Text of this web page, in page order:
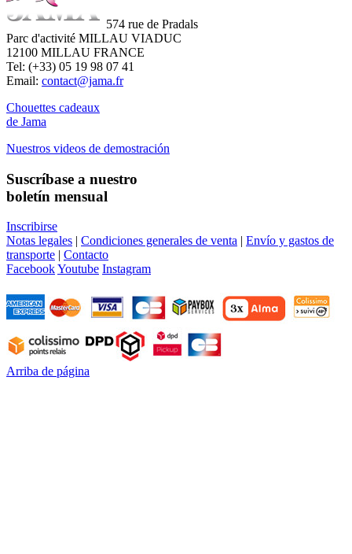
574 rue de Pradals
Parc d'activité MILLAU VIADUC
12100 MILLAU FRANCE
Tel: (+33) 05 19 98 07 41
Email: contact@jama.fr
Chouettes cadeaux
de Jama
Nuestros videos de demostración
Suscríbase a nuestro
boletín mensual
Inscribirse
Notas legales | Condiciones generales de venta | Envío y gastos de
transporte | Contacto
FacebookYoutube Instagram
Arriba de página